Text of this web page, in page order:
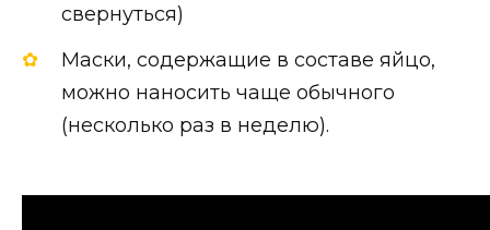
свернуться)
Маски, содержащие в составе яйцо,
можно наносить чаще обычного
(несколько раз в неделю).